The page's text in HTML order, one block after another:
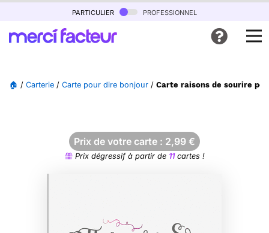
particulier professionnel
🏠 / Carterie / Carte pour dire bonjour / Carte raisons de sourire
Prix de votre carte : 2,99 €
Prix dégressif à partir de 11cartes !